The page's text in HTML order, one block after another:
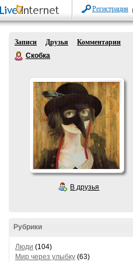
Регистрация
Записи Друзья
Комментарии
Скобка
В друзья
Рубрики
Люди (104)
Мир через улыбку (63)